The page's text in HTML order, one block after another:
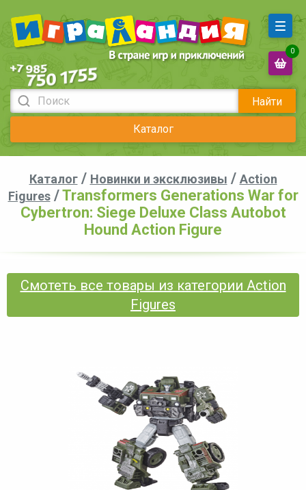
Найти
Каталог
0
Каталог/ Новинки и эксклюзивы / Action
Figures/Transformers Generations War for
Cybertron: Siege Deluxe Class Autobot
Hound Action Figure
Смотеть все товары из категории Action
Figures